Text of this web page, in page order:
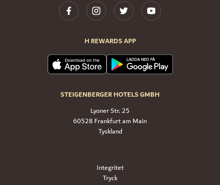
H REWARDS APP
STEIGENBERGER HOTELS GMBH
Lyoner Str. 25
60528 Frankfurt am Main
Tyskland
Integritet
Tryck